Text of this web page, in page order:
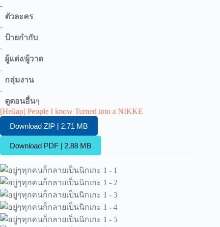
-
ตัวละคร
-
ป้ายกำกับ
-
ผู้แต่ง/ผู้วาด
-
กลุ่มงาน
-
ดูตอนอื่นๆ
[Hellap] People I know Turned into a NIKKE
Download ZIP | 2.71 MB
Download PDF | 2.88 MB